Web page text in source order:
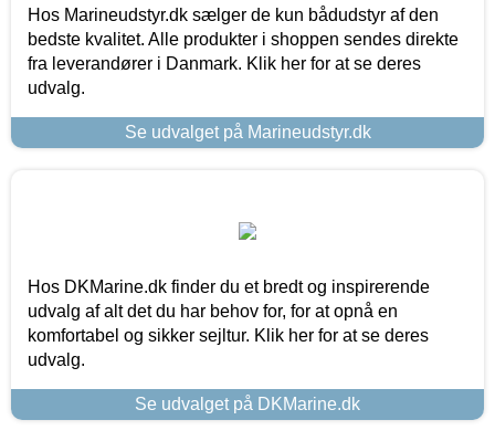
Hos Marineudstyr.dk sælger de kun bådudstyr af den
bedste kvalitet. Alle produkter i shoppen sendes direkte
fra leverandører i Danmark. Klik her for at se deres
udvalg.
Se udvalget på Marineudstyr.dk
Hos DKMarine.dk finder du et bredt og inspirerende
udvalg af alt det du har behov for, for at opnå en
komfortabel og sikker sejltur. Klik her for at se deres
udvalg.
Se udvalget på DKMarine.dk